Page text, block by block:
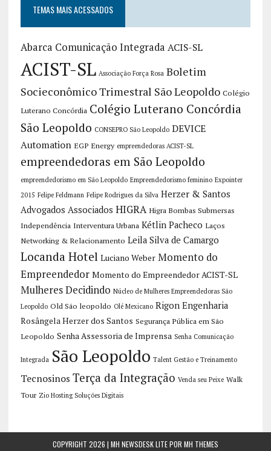
TEMAS MAIS ACESSADOS
Abarca Comunicação Integrada ACIS-SL
ACIST-SL Associação Força Rosa Boletim
Socieconômico Trimestral São Leopoldo Colégio
Luterano Concórdia Colégio Luterano Concórdia
São Leopoldo CONSEPRO São Leopoldo DEVICE
Automation EGP Energy empreendedoras ACIST-SL
empreendedoras em São Leopoldo
empreendedorismo em São Leopoldo Empreendedorismo feminino Expointer
2015 Felipe Feldmann Felipe Rodrigues da Silva Herzer & Santos
Advogados Associados HIGRA Higra Bombas Submersas
Independência Interventura Urbana Kétlin Pacheco Laços
Networking & Relacionamento Leila Silva de Camargo
Locanda Hotel Luciano Weber Momento do
Empreendedor Momento do Empreendedor ACIST-SL
Mulheres Decidindo Núcleo de Mulheres Empreendedoras São
Leopoldo Old São leopoldo Olé Mexicano Rigon Engenharia
Rosângela Herzer dos Santos Segurança Pública em São
Leopoldo Senha Assessoria de Imprensa Senha Comunicação
Integrada São Leopoldo Talent Gestão e Treinamento
Tecnosinos Terça da Integração Venda seu Peixe Walk
Tour Zio Hosting Soluções Digitais
COPYRIGHT 2026 | MH NEWSDESK LITE POR MH THEMES